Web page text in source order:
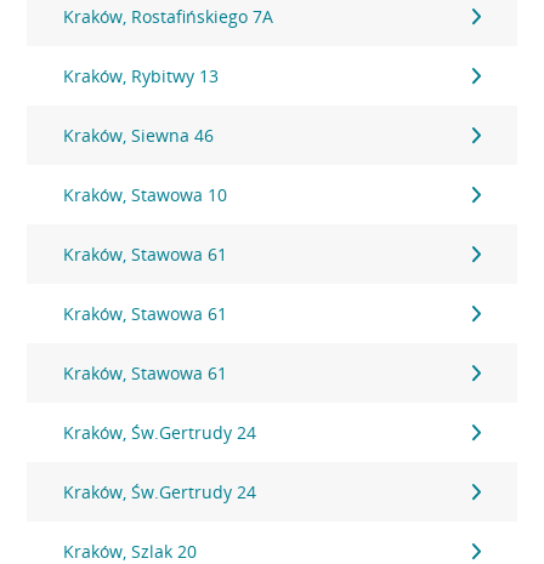
Kraków, Rostafińskiego 7A
Kraków, Rybitwy 13
Kraków, Siewna 46
Kraków, Stawowa 10
Kraków, Stawowa 61
Kraków, Stawowa 61
Kraków, Stawowa 61
Kraków, Św.Gertrudy 24
Kraków, Św.Gertrudy 24
Kraków, Szlak 20